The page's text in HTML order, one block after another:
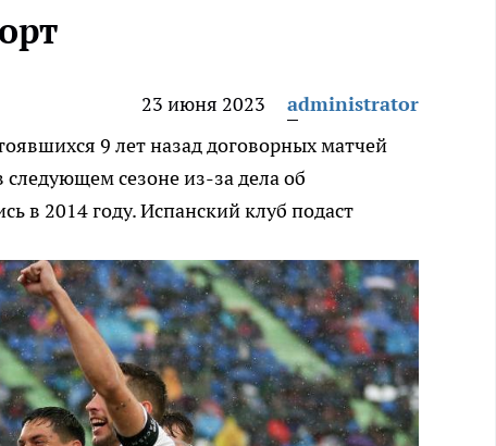
23 июня 2023
administrator
9 лет назад договорных матчей
сезоне из-за дела об
в 2014 году. Испанский клуб подаст